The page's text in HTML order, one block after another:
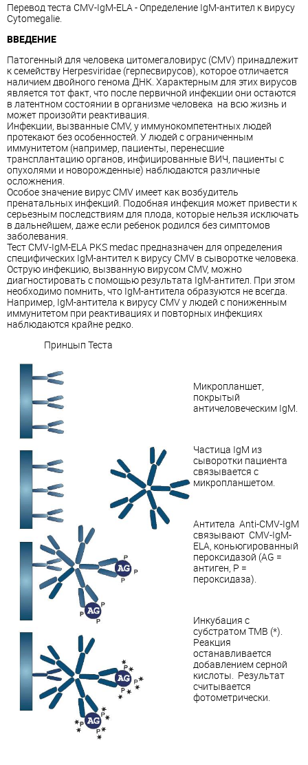
Перевод теста CMV-IgM-ELA - Определение IgМ-антител к вирусу
Cytomegalie.
ВВЕДЕНИЕ
Патогенный для человека цитомегаловирус (CMV) принадлежит
к семейству Herpesviridae (герпесвирусов), которое отличается
наличием двойного генома ДНК. Характерным для этих вирусов
является тот факт, что после первичной инфекции они остаются
в латентном состоянии в организме человека на всю жизнь и
может произойти реактивация.
Инфекции, вызванные CMV, у иммунокомпетентных людей
протекают без особенностей. У людей с ограниченным
иммунитетом (например, пациенты, перенесшие
трансплантацию органов, инфицированные ВИЧ, пациенты с
опухолями и новорожденные) наблюдаются различные
осложнения.
Особое значение вирус CMV имеет как возбудитель
пренатальных инфекций. Подобная инфекция может привести к
серьезным последствиям для плода, которые нельзя исключать
в дальнейшем, даже если ребенок родился без симптомов
заболевания.
Тест CMV-IgM-ELA PKS medac предназначен для определения
специфических IgM-антител к вирусу CMV в сыворотке человека.
Острую инфекцию, вызванную вирусом CMV, можно
диагностировать с помощью результата IgM-антител. При этом
необходимо помнить, что IgM-антитела образуются не всегда.
Например, IgM-антитела к вирусу CMV у людей с пониженным
иммунитетом при реактивациях и повторных инфекциях
наблюдаются крайне редко.
Принцып Теста
Микропланшет,
покрытый
античеловеческим IgM.
Частица IgM из
сыворотки пациента
связывается с
микропланшетом.
Антитела Anti-CMV-IgM
связывают CMV-IgM-
ELA, коньюгированный
пероксидазой (AG =
антиген, P =
пероксидаза).
Инкубация с
субстратом ТМВ (*).
Реакция
останавливается
добавлением серной
кислоты. Результат
считывается
фотометрически.